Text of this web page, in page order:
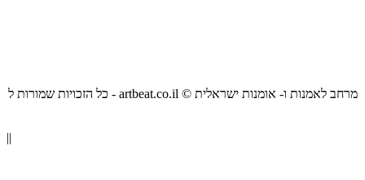
כל הזכויות שמורות ל - artbeat.co.il © מרחב לאמנות ו- אומנות ישראלית